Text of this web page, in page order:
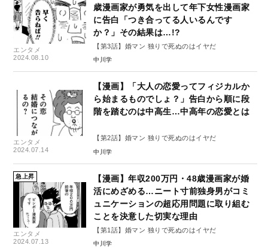
エンタメ
2024.08.10
歳漫画家が勇気を出して年下女性漫画家
に告白「つき合ってる人いるんです
か？」その結果は…!?
【第3話】婚マン 独りで死ぬのはイヤだ
中川学
エンタメ
2024.07.14
【漫画】「大人の恋愛ってフィジカルか
ら始まるものでしょ？」告白から順に段
階を踏むのは中高生…中高年の恋愛とは
【第2話】婚マン 独りで死ぬのはイヤだ
中川学
急上昇
エンタメ
2024.07.13
【漫画】年収200万円・48歳漫画家が婚
活にめざめる…ニート寸前独身男がコミ
ュニケーションの超応用問題に取り組む
ことを決意した切実な理由
【第1話】婚マン 独りで死ぬのはイヤだ
中川学